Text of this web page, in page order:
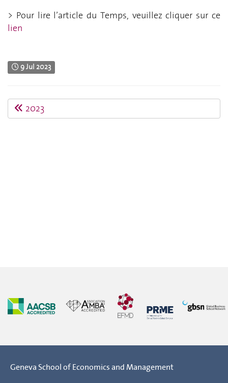
> Pour lire l’article du Temps, veuillez cliquer sur ce
lien
9 Jul 2023
2023
Geneva School of Economics and Management